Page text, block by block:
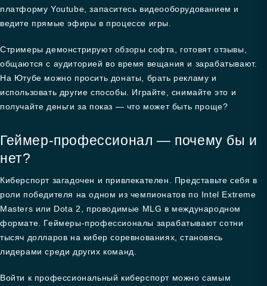
платформу Youtube, запаситесь видеооборудованием и
ведите прямые эфиры в процессе игры.
Стримеры демонстрируют обзоры софта, готовят отзывы,
общаются с аудиторией во время вещания и зарабатывают.
На Ютубе можно просить донаты, брать рекламу и
использовать другие способы. Играйте, снимайте это и
получайте деньги за показ — что может быть проще?
Геймер-профессионал — почему бы и
нет?
Киберспорт загадочен и привлекателен. Представьте себя в
роли победителя на одном из чемпионатов по Intel Extreme
Masters или Dota 2, проводимые MLG в международном
формате. Геймеры-профессионалы зарабатывают сотни
тысяч долларов на кибер соревнованиях, становясь
лидерами среди других команд.
Войти к профессиональный киберспорт можно самым